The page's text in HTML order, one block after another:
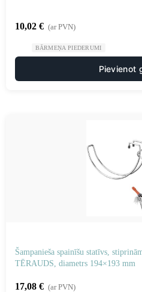
10,02 € (ar PVN)
BĀRMEŅA PIEDERUMI
Pievienot
Šampanieša spainīšu statīvs,
TĒRAUDS, diametrs 194×193 mm
17,08 € (ar PVN)